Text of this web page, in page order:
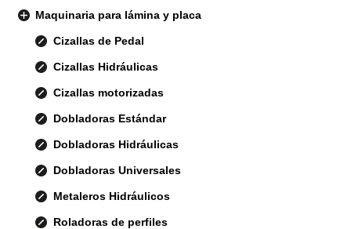
Maquinaria para lámina y placa
Cizallas de Pedal
Cizallas Hidráulicas
Cizallas motorizadas
Dobladoras Estándar
Dobladoras Hidráulicas
Dobladoras Universales
Metaleros Hidráulicos
Roladoras de perfiles